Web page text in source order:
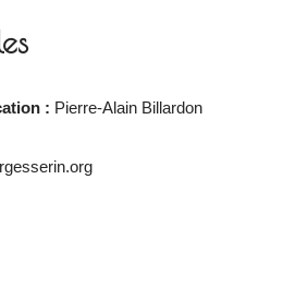
: Pierre-Alain Billardon